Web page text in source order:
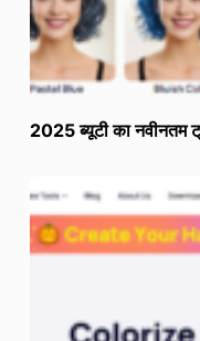
2025 ब्यूटी का